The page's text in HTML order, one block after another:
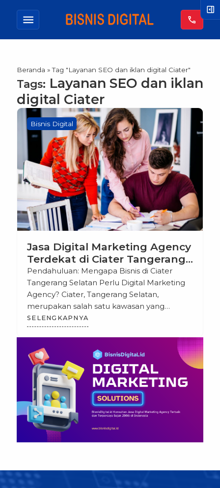
menu call
Beranda »Tag "Layanan SEO dan iklan digital Ciater"
Tags: Layanan SEO dan iklan
digital Ciater
Bisnis Digital
Jasa Digital Marketing Agency
Terdekat di Ciater Tangerang
Selatan
Pendahuluan: Mengapa Bisnis di Ciater
Tangerang Selatan Perlu Digital Marketing
Agency? Ciater, Tangerang Selatan,
merupakan salah satu kawasan yang
berkembang pesat dalam sektor bisnis dan
industri. Dengan semakin banyaknya usaha
bermunculan, persaingan di pasar lokal
menjadi semakin ketat. Dalam kondisi
seperti ini, strategi pemasaran digital
menjadi sangat penting untuk
meningkatkan […]
SELENGKAPNYA
right_panel_open